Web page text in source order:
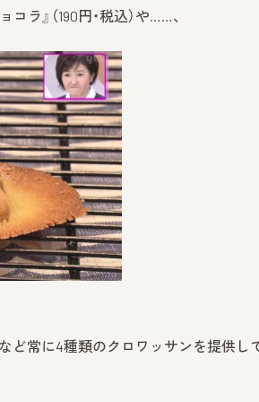
』（190円・税込）や……、
など常に4種類のクロワッサンを提供し